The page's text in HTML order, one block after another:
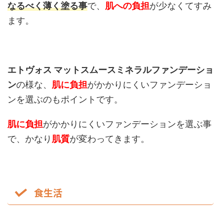
なるべく薄く塗る事で、 肌への負担が少なくてすみ
ます。
エトヴォス マットスムースミネラルファンデーショ
ンの様な、 肌に負担がかかりにくいファンデーショ
ンを選ぶのもポイントです。
肌に負担がかかりにくいファンデーションを選ぶ事
で、かなり 肌質が変わってきます。
食生活